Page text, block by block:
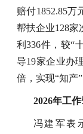
赔付1852.85万
帮扶企业128家
利336件，较“
导19家企业办
倍，实现“知产”
2026年工
冯建军表